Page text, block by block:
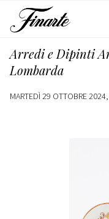
Arredi e Dipinti
Lombarda
MARTEDÌ 29 OTTOBRE